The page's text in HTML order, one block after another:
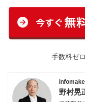
手数料ゼ
野村晃